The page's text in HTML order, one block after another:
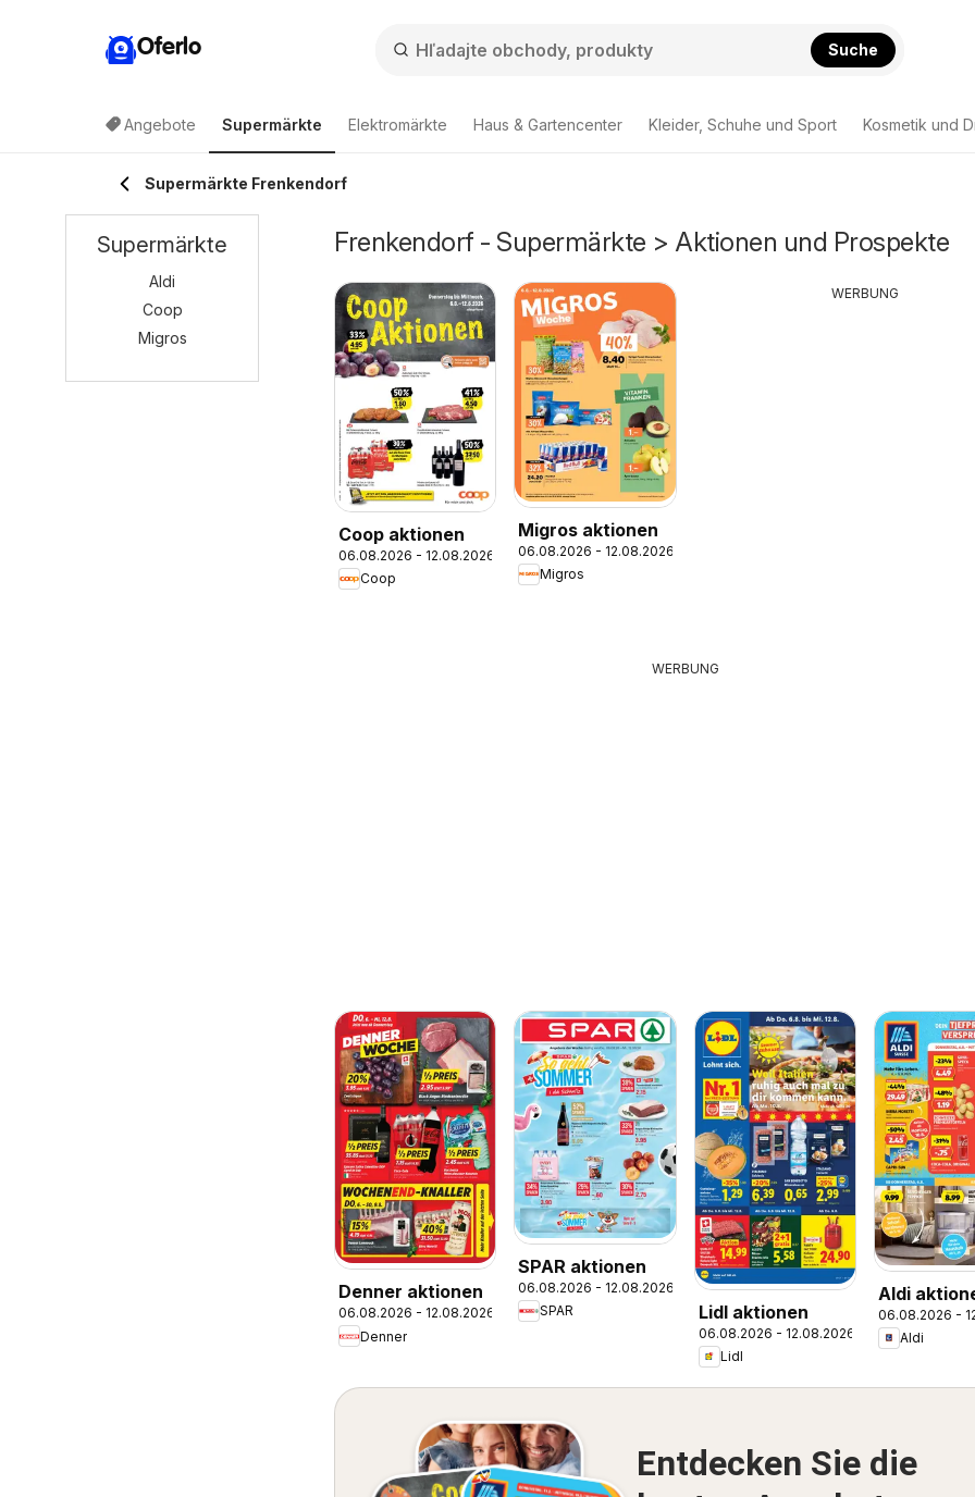
Oferlo Suche
Angebote Supermärkte Elektromärkte Haus & Gartencenter Kleider, Schuhe und Sport Kosmetik und
Supermärkte Frenkendorf
Frenkendorf - Supermärkte > Aktionen und Prospekte
Coop aktionen
06.08.2026 - 12.08.2026
Coop
Migros aktionen
06.08.2026 - 12.08.2026
Migros
WERBUNG
WERBUNG
Denner aktionen
06.08.2026 - 12.08.2026
Denner
SPAR aktionen
06.08.2026 - 12.08.2026
SPAR
Lidl aktionen
06.08.2026 - 12.08.2026
Lidl
Aldi
06.08.2026 -
Aldi
Entdecken Sie die
Supermärkte
Aldi
Coop
Migros